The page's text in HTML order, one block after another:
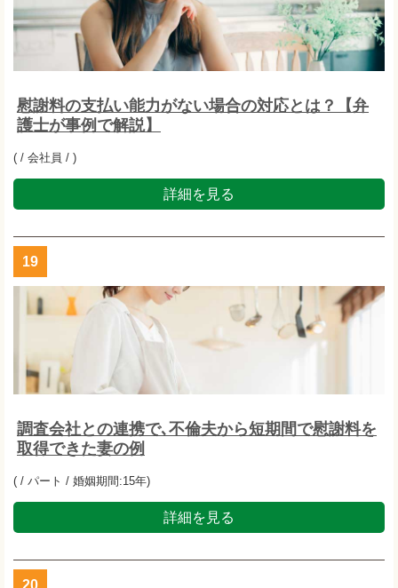
慰謝料の支払い能力がない場合の対応とは？【弁
護士が事例で解説】
( / 会社員 / )
詳細を見る
19
調査会社との連携で､不倫夫から短期間で慰謝料を
取得できた妻の例
( / パート / 婚姻期間:15年)
詳細を見る
20